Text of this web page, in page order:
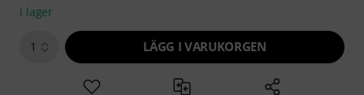
i lager
1 LÄGG I VARUKORGEN